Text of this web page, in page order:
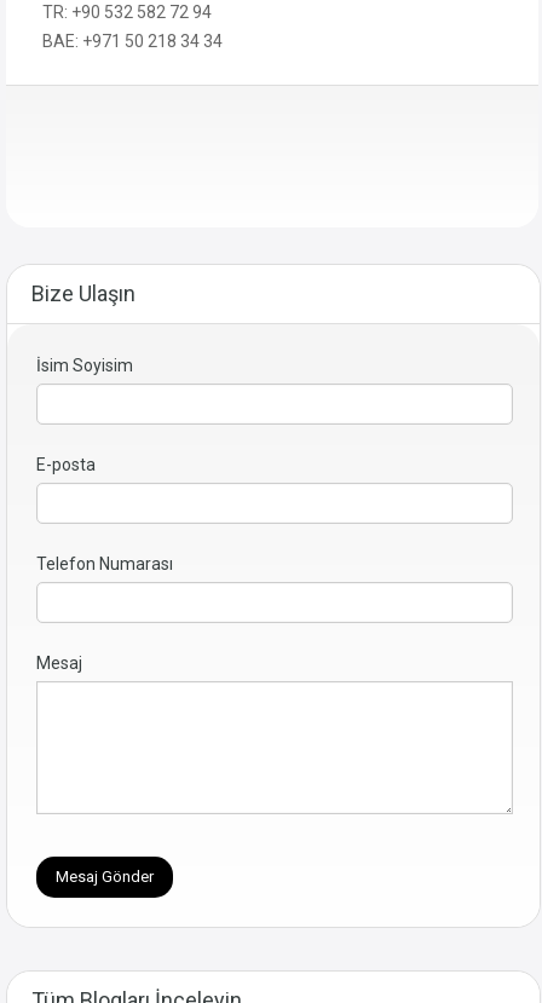
TR: +90 532 582 72 94
BAE: +971 50 218 34 34
Bize Ulaşın
İsim Soyisim
E-posta
Telefon Numarası
Mesaj